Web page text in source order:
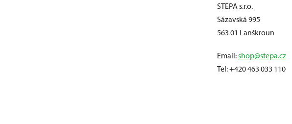
STEPA s.r.o.
Sázavská 995
563 01 Lanškroun
Email: shop@stepa.cz
Tel: +420 463 033 110